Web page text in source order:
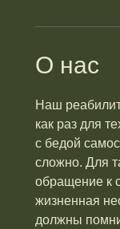
О нас
Наш
как раз для
с бедой
сложно. Для
обращение к
жизненная
должны